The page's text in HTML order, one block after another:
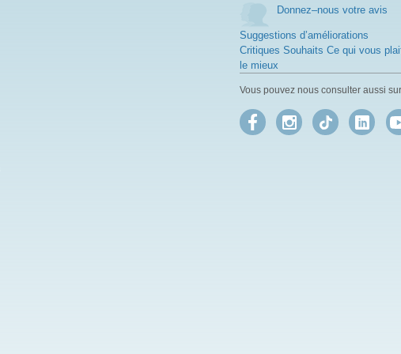
Donnez–nous votre avis
Suggestions d’améliorations
Critiques Souhaits Ce qui vous
le mieux
Vous pouvez nous consulter aussi